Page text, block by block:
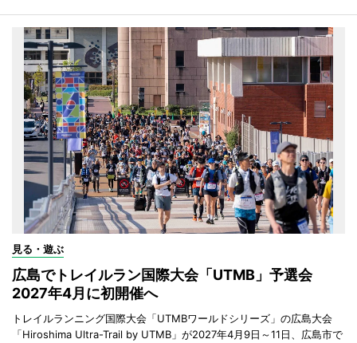
見る・遊ぶ
広島でトレイルラン国際大会「UTMB」予選会
2027年4月に初開催へ
トレイルランニング国際大会「UTMBワールドシリーズ」の広島大会
「Hiroshima Ultra-Trail by UTMB」が2027年4月9日～11日、広島市で